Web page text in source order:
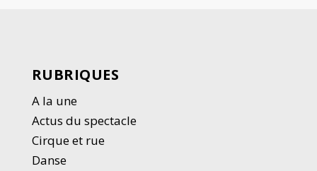
RUBRIQUES
A la une
Actus du spectacle
Cirque et rue
Danse